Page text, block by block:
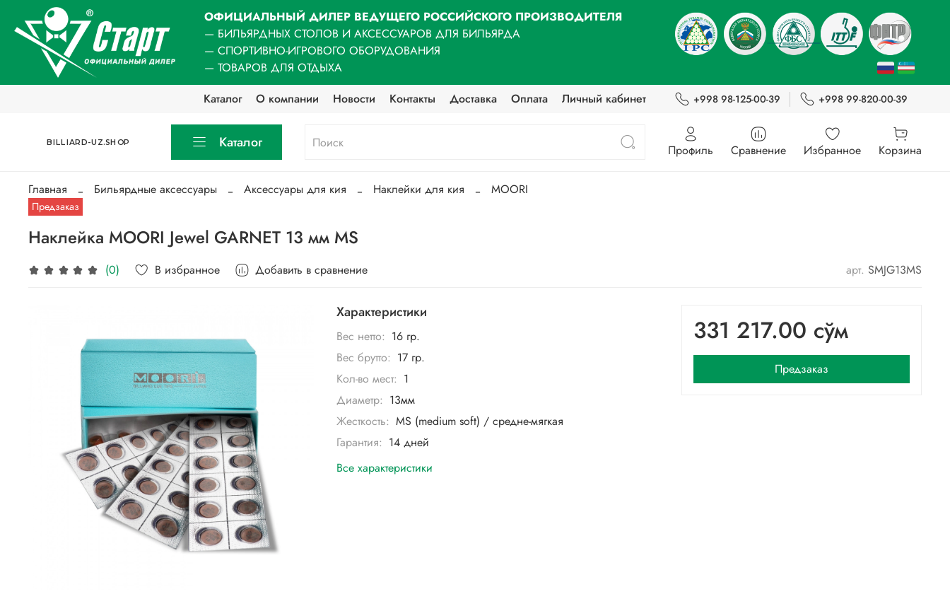
ОФИЦИАЛЬНЫЙ ДИЛЕР ВЕДУЩЕГО РОССИЙСКОГО ПРОИЗВОДИТЕЛЯ
— БИЛЬЯРДНЫХ СТОЛОВ И АКСЕССУАРОВ ДЛЯ БИЛЬЯРДА
— СПОРТИВНО-ИГРОВОГО ОБОРУДОВАНИЯ
— ТОВАРОВ ДЛЯ ОТДЫХА
Каталог
О компании Новости Контакты Доставка Оплата Личный кабинет +998 98-125-00-39 +998 99-820-00-39
BILLIARD-UZ.SHOP Каталог Профиль Сравнение Избранное Корзина
Главная Бильярдные аксессуары Аксессуары для кия Наклейки для кия MOORI
Предзаказ
Наклейка MOORI Jewel GARNET 13 мм MS
(0) В избранное Добавить в сравнение арт. SMJG13MS
Характеристики
Вес нетто: 16 гр.
Вес брутто: 17 гр.
Кол-во мест: 1
Диаметр: 13мм
Жесткость: MS (medium soft) / средне-мягкая
Гарантия: 14 дней
Все характеристики
331 217.00 сўм
Предзаказ